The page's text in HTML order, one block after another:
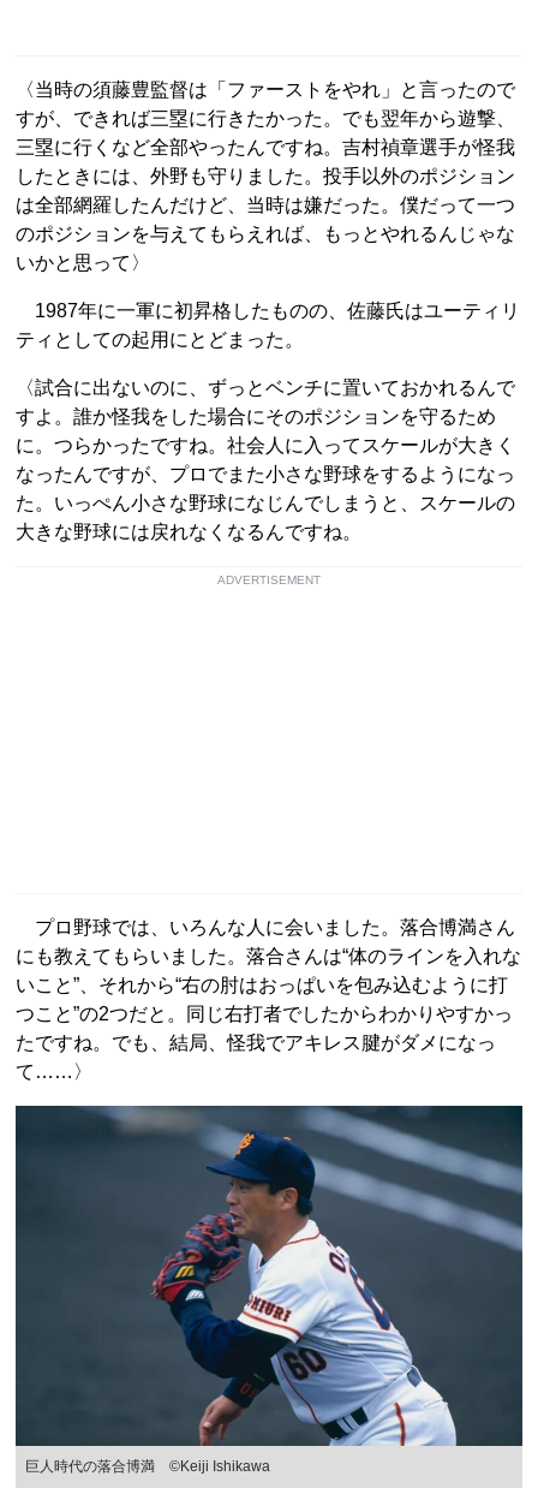
〈当時の須藤豊監督は「ファーストをやれ」と言ったので
すが、できれば三塁に行きたかった。でも翌年から遊撃、
三塁に行くなど全部やったんですね。吉村禎章選手が怪我
したときには、外野も守りました。投手以外のポジション
は全部網羅したんだけど、当時は嫌だった。僕だって一つ
のポジションを与えてもらえれば、もっとやれるんじゃな
いかと思って〉
1987年に一軍に初昇格したものの、佐藤氏はユーティリ
ティとしての起用にとどまった。
〈試合に出ないのに、ずっとベンチに置いておかれるんで
すよ。誰か怪我をした場合にそのポジションを守るため
に。つらかったですね。社会人に入ってスケールが大きく
なったんですが、プロでまた小さな野球をするようになっ
た。いっぺん小さな野球になじんでしまうと、スケールの
大きな野球には戻れなくなるんですね。
ADVERTISEMENT
プロ野球では、いろんな人に会いました。落合博満さん
にも教えてもらいました。落合さんは“体のラインを入れな
いこと”、それから“右の肘はおっぱいを包み込むように打
つこと”の2つだと。同じ右打者でしたからわかりやすかっ
たですね。でも、結局、怪我でアキレス腱がダメになっ
て……〉
巨人時代の落合博満 ©Keiji Ishikawa